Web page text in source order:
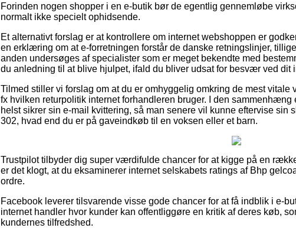
Forinden nogen shopper i en e-butik bør de egentlig gennemløbe
normalt ikke specielt ophidsende.
Et alternativt forslag er at kontrollere om internet webshoppen er
en erklæring om at e-forretningen forstår de danske retningslinjer,
anden undersøges af specialister som er meget bekendte med
du anledning til at blive hjulpet, ifald du bliver udsat for besvær ved dit
Tilmed stiller vi forslag om at du er omhyggelig omkring de mest
fx hvilken returpolitik internet forhandleren bruger. I den sammenhæng
helst sikrer sin e-mail kvittering, så man senere vil kunne eftervise sin
302, hvad end du er på gaveindkøb til en voksen eller et barn.
Trustpilot tilbyder dig super værdifulde chancer for at kigge på en
er det klogt, at du eksaminerer internet selskabets ratings af Bhp
ordre.
Facebook leverer tilsvarende visse gode chancer for at få indblik i e-
internet handler hvor kunder kan offentliggøre en kritik af deres køb,
kundernes tilfredshed.